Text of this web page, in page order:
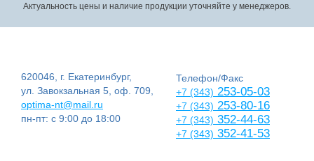
Актуальность цены и наличие продукции уточняйте у менеджеров.
620046, г. Екатеринбург,
ул. Завокзальная 5, оф. 709,
optima-nt@mail.ru
пн-пт: с 9:00 до 18:00
Телефон/Факс
+7 (343) 253-05-03
+7 (343) 253-80-16
+7 (343) 352-44-63
+7 (343) 352-41-53